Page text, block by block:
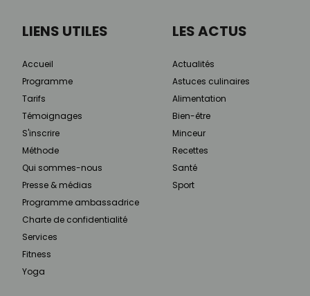
LIENS UTILES
Accueil
Programme
Tarifs
Témoignages
S'inscrire
Méthode
Qui sommes-nous
Presse & médias
Programme ambassadrice
Charte de confidentialité
Services
Fitness
Yoga
LES ACTUS
Actualités
Astuces culinaires
Alimentation
Bien-être
Minceur
Recettes
Santé
Sport